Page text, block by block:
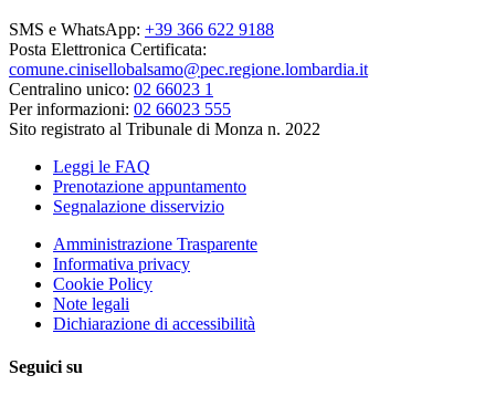
SMS e WhatsApp: +39 366 622 9188
Posta Elettronica Certificata:
comune.cinisellobalsamo@pec.regione.lombardia.it
Centralino unico: 02 66023 1
Per informazioni: 02 66023 555
Sito registrato al Tribunale di Monza n. 2022
Leggi le FAQ
Prenotazione appuntamento
Segnalazione disservizio
Amministrazione Trasparente
Informativa privacy
Cookie Policy
Note legali
Dichiarazione di accessibilità
Seguici su